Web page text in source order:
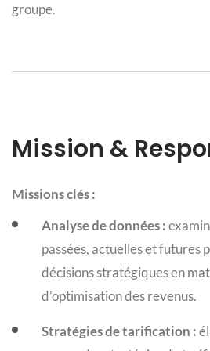
groupe.
Mission &
Missions clés :
Analyse de données :
passées, actuelles et futures
décisions stratégiques en
d’optimisation des revenus.
Stratégies de tarification :